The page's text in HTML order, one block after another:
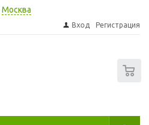
Москва
Вход Регистрация